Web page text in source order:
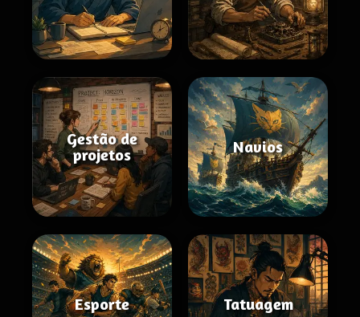
Gestão de
projetos
Navios
Esporte Tatuagem